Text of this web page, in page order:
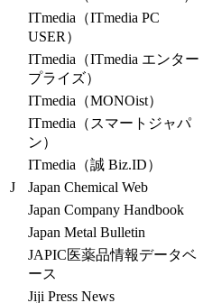
ITmedia（ITmedia PC
USER）
ITmedia（ITmedia エンター
プライズ）
ITmedia（MONOist）
ITmedia（スマートジャパ
ン）
ITmedia（誠 Biz.ID）
J
Japan Chemical Web
Japan Company Handbook
Japan Metal Bulletin
JAPIC医薬品情報データベ
ース
Jiji Press News